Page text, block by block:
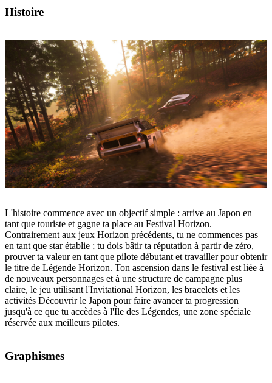
Histoire
L'histoire commence avec un objectif simple : arrive au Japon en
tant que touriste et gagne ta place au Festival Horizon.
Contrairement aux jeux Horizon précédents, tu ne commences pas
en tant que star établie ; tu dois bâtir ta réputation à partir de zéro,
prouver ta valeur en tant que pilote débutant et travailler pour obtenir
le titre de Légende Horizon. Ton ascension dans le festival est liée à
de nouveaux personnages et à une structure de campagne plus
claire, le jeu utilisant l'Invitational Horizon, les bracelets et les
activités Découvrir le Japon pour faire avancer ta progression
jusqu'à ce que tu accèdes à l'Île des Légendes, une zone spéciale
réservée aux meilleurs pilotes.
Graphismes